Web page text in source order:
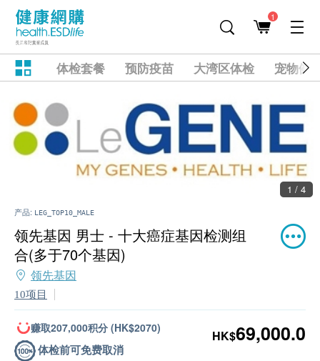
1
体检套餐 预防疫苗 大湾区体检 宠物健
1 / 4
产品: LEG_TOP10_MALE
领先基因 男士 - 十大癌症基因检测组
合(多于70个基因)
领先基因
10项目
赚取207,000积分 (HK$2070)
体检前可免费取消
HK$69,000.0